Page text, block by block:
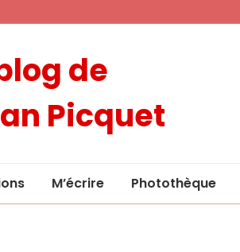
de
Picquet
M’écrire Photothèque